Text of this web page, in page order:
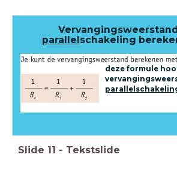
parallelschakeling
deze formule
Slide 11 - Tekstslide